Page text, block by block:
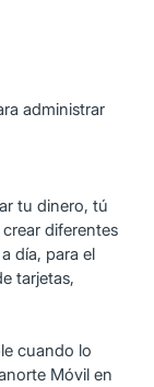
administrar
tu dinero, tú
diferentes
día, para el
tarjetas,
cuando lo
Móvil en